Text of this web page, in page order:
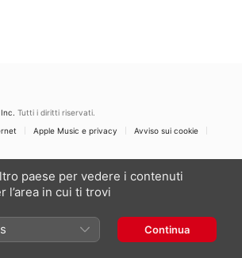
Tutti i diritti riservati.
Apple Music e privacy
Avviso sui cookie
paese per vedere i contenuti
l’area in cui ti trovi
Continua